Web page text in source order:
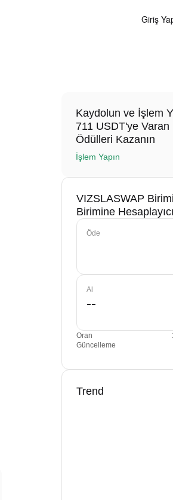
Giriş
Kaydolun ve İşlem
711 USDT'ye Varan
Ödülleri Kazanın
İşlem Yapın
VIZSLASWAP
Birimine Hesaplayıcı
Öde
Al
Oran
Güncelleme
Trend